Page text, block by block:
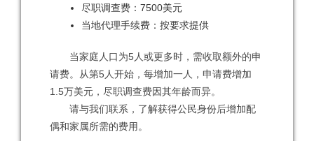
尽职调查费：7500美元
当地代理手续费：按要求提供
当家庭人口为5人或更多时，需收取额外的申
请费。从第5人开始，每增加一人，申请费增加
1.5万美元，尽职调查费因其年龄而异。
请与我们联系，了解获得公民身份后增加配
偶和家属所需的费用。